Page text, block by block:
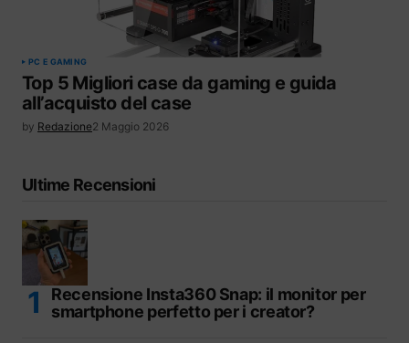
PC E GAMING
Top 5 Migliori case da gaming e guida
all’acquisto del case
by Redazione2 Maggio 2026
Ultime Recensioni
Recensione Insta360 Snap: il monitor per
smartphone perfetto per i creator?